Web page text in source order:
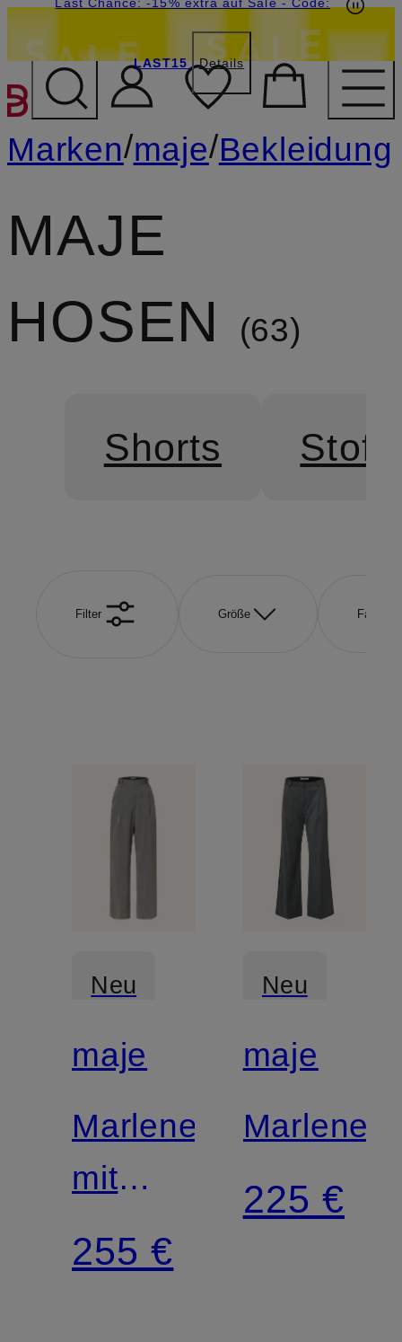
ZUM HAUPTINHALT
LAST15 Details
Marken/maje/Bekleidung
MAJE
HOSEN
63
Shorts
Filter Größe Farbe
Neu
maje
Marlenehose
mit
Schmucksteinen
255 €
Neu
maje
225 €